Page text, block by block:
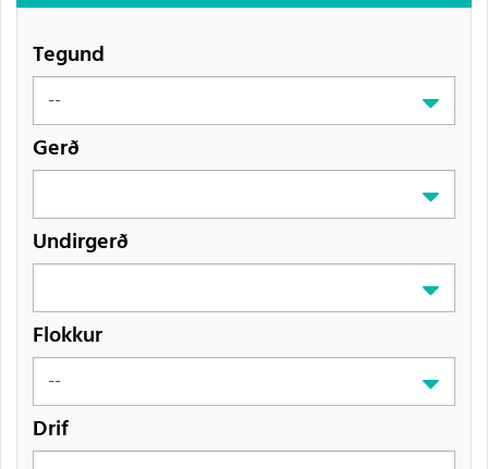
Tegund
Gerð
Undirgerð
Flokkur
Drif